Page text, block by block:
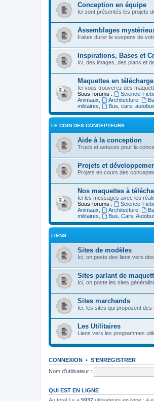
Conception en équipe
Ici sont présentés les projets
Assemblages
Faites durer le suspens de
Inspirations, Bases et
Ici, des images, des plans et
Maquettes en
Ici vous trouverez des
Sous-forums :
Science-
Animaux
Architecture,
militaires
Bus, cars, autobus.
LE COIN DES CONCEPTEURS
Aide à la conception
Trucs et astuces pour la
Projets et
Projets en cours des
Nos maquettes à
Ici les messages avec les
Sous-forums :
Science-
Animaux
Architecture,
militaires
Bus, Cars,
LIENS
Sites de modèles
Ici, on poste des liens vers
Sites parlant de
Ici, on poste les sites
Sites marchands
Ici, les sites qui proposent des
Les Utilitaires
Liens vers les programmes
CONNEXION • S’ENREGISTRER
Nom d’utilisateur :
QUI EST EN LIGNE
Au total il y a 5937 utilisateurs en ligne : 4